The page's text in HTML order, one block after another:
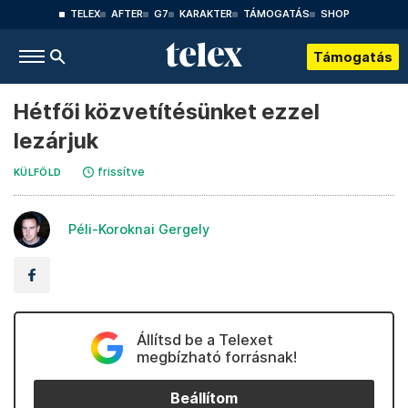
TELEX AFTER G7 KARAKTER TÁMOGATÁS SHOP
Támogatás
Hétfői közvetítésünket ezzel
lezárjuk
KÜLFÖLD frissítve
Péli-Koroknai Gergely
Állítsd be a Telexet
megbízható forrásnak!
Beállítom